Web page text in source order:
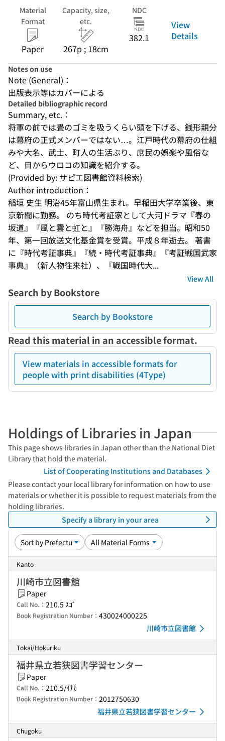
Material
Format
Paper
Capacity, size,
etc.
267p ; 18cm
NDC
382.1
View
Details
Notes on use
Note (General)：
出版表示等はカバーによる
Detailed bibliographic record
Summary, etc.：
将軍の前では畳のゴミを吸うくらい頭を下げる、銭形親分
は幕府の正式メンバーではない…。江戸時代の幕府の仕組
みや大名、武士、町人の生活ぶり、庶民の娯楽や風俗な
ど、目からウロコの知識を紹介する。
(Provided by: サピエ図書館資料検索)
Author introduction：
稲垣 史生 明治45年富山県生まれ。早稲田大学卒業後、東
京新聞に勤務。 のち時代考証家として大河ドラマ『春の
坂道』『風と雲と虹と』『勝海舟』などを担当。昭和50
年、第一回放送文化基金賞を受賞。平成８年逝去。 著書
に『時代考証事典』『続・時代考証事典』『考証戦国武家
事典』（新人物往来社）、『戦国時代大...
View All
Search by Bookstore
Search by Bookstore
Read this material in an accessible format.
View materials in accessible formats for
people with print disabilities (4Type)
Holdings of Libraries in Japan
This page shows libraries in Japan other than the National Diet
Library that hold the material.
List of Cooperating Institutions and Databases
Please contact your local library for information on how to use
materials or whether it is possible to request materials from the
holding libraries.
Specify a library in your area
Kanto
川崎市立図書館
Paper
Call No.： 210.5 ｽｺﾞ
Book Registration Number： 430024000225
川崎市立図書館
Tokai/Hokuriku
福井県立若狭図書学習センター
Paper
Call No.： 210.5/ｲﾅｶ
Book Registration Number： 2012750630
福井県立若狭図書学習センター
Chugoku